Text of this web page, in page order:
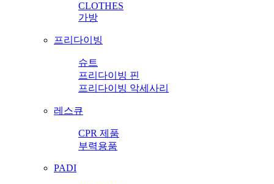
CLOTHES
가방
프리다이빙
슈트
프리다이빙 핀
프리다이빙 악세사리
레스큐
CPR 제품
부력용품
PADI